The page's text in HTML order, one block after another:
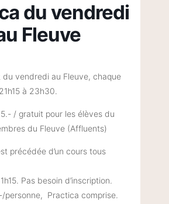
du vendredi
Fleuve
du vendredi au Fleuve, chaque
à 23h30.
/ gratuit pour les élèves du
du Fleuve (Affluents)
précédée d’un cours tous
Pas besoin d’inscription.
personne, Practica comprise.